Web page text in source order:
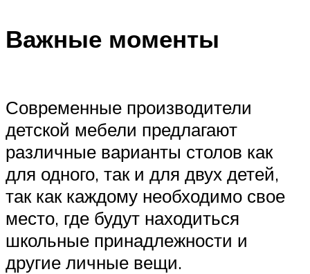
Важные моменты
Современные производители
детской мебели предлагают
различные варианты столов как
для одного, так и для двух детей,
так как каждому необходимо свое
место, где будут находиться
школьные принадлежности и
другие личные вещи.